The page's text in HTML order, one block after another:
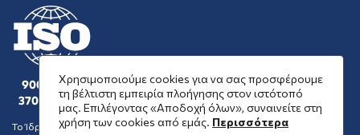
9001 : 2015
37001 : 2025
Το Ίδρυμα Μποδοσάκη δεν συμμερίζεται απαραίτητα τις θέσεις και
Χρησιμοποιούμε cookies για να σας προσφέρουμε
τη βέλτιστη εμπειρία πλοήγησης στον ιστότοπό
μας. Επιλέγοντας «Αποδοχή όλων», συναινείτε στη
χρήση των cookies από εμάς. Περισσότερα